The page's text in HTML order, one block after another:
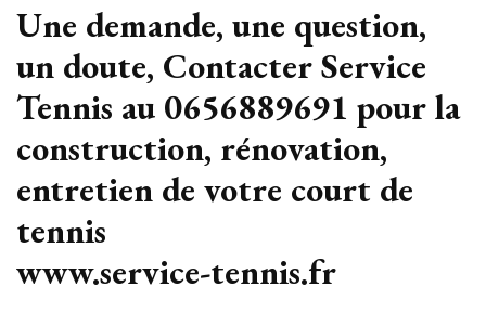
Une demande, une question,
un doute, Contacter Service
Tennis au 0656889691 pour la
construction, rénovation,
entretien de votre court de
tennis
www.service-tennis.fr